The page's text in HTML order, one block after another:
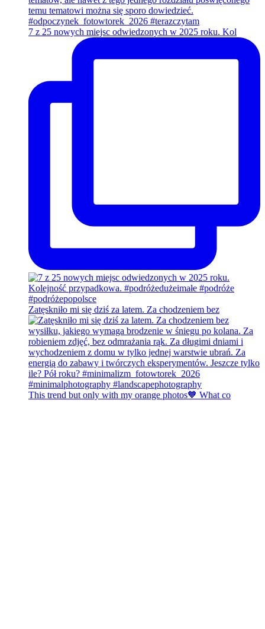
7 z 25 nowych miejsc odwiedzonych w 2025 roku. Kol
Zatęskniło mi się dziś za latem. Za chodzeniem bez
This trend but only with my orange photos🧡 What co